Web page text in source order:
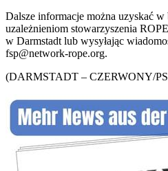
Dalsze informacje można uzyskać w
uzależnieniom stowarzyszenia
w Darmstadt lub wysyłając
fsp@network-rope.org.
(DARMSTADT – CZERWONY/